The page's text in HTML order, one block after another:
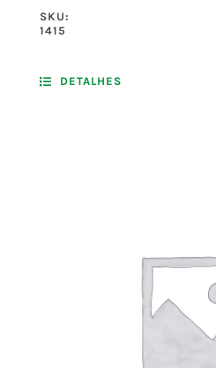
SKU:
1415
DETALHES